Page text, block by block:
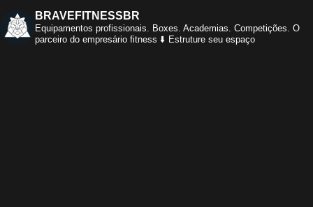
BRAVEFITNESSBR
Equipamentos profissionais. Boxes. Academias. Competições. O
parceiro do empresário fitness ⬇️ Estruture seu espaço